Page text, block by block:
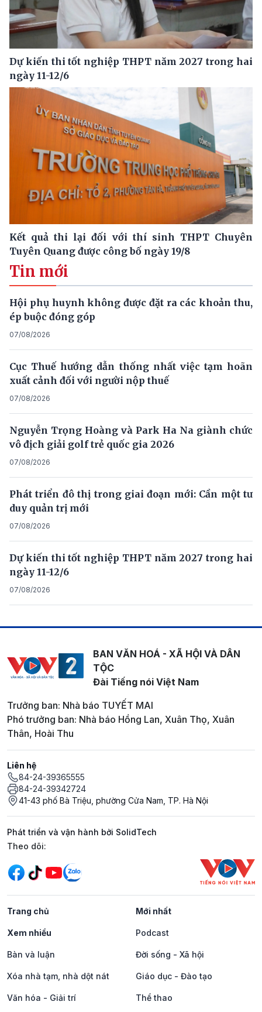
Dự kiến thi tốt nghiệp THPT năm 2027 trong hai
ngày 11-12/6
Kết quả thi lại đối với thí sinh THPT Chuyên
Tuyên Quang được công bố ngày 19/8
Tin mới
Hội phụ huynh không được đặt ra các khoản thu,
ép buộc đóng góp
07/08/2026
Cục Thuế hướng dẫn thống nhất việc tạm hoãn
xuất cảnh đối với người nộp thuế
07/08/2026
Nguyễn Trọng Hoàng và Park Ha Na giành chức
vô địch giải golf trẻ quốc gia 2026
07/08/2026
Phát triển đô thị trong giai đoạn mới: Cần một tư
duy quản trị mới
07/08/2026
Dự kiến thi tốt nghiệp THPT năm 2027 trong hai
ngày 11-12/6
07/08/2026
BAN VĂN HOÁ - XÃ HỘI VÀ DÂN
TỘC
Đài Tiếng nói Việt Nam
Trưởng ban: Nhà báo TUYẾT MAI
Phó trưởng ban: Nhà báo Hồng Lan, Xuân Thọ, Xuân
Thân, Hoài Thu
Liên hệ
84-24-39365555
84-24-39342724
41-43 phố Bà Triệu, phường Cửa Nam, TP. Hà Nội
Phát triển và vận hành bởi SolidTech
Mạng xã hội
Theo dõi:
Trang chủ Mới nhất
Xem nhiều Podcast
Bàn và luận Đời sống - Xã hội
Xóa nhà tạm, nhà dột nát Giáo dục - Đào tạo
Văn hóa - Giải trí Thể thao